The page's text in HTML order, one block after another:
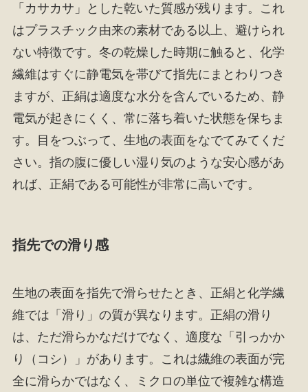
「カサカサ」とした乾いた質感が残ります。これ
はプラスチック由来の素材である以上、避けられ
ない特徴です。冬の乾燥した時期に触ると、化学
繊維はすぐに静電気を帯びて指先にまとわりつき
ますが、正絹は適度な水分を含んでいるため、静
電気が起きにくく、常に落ち着いた状態を保ちま
す。目をつぶって、生地の表面をなでてみてくだ
さい。指の腹に優しい湿り気のような安心感があ
れば、正絹である可能性が非常に高いです。
指先での滑り感
生地の表面を指先で滑らせたとき、正絹と化学繊
維では「滑り」の質が異なります。正絹の滑り
は、ただ滑らかなだけでなく、適度な「引っかか
り（コシ）」があります。これは繊維の表面が完
全に滑らかではなく、ミクロの単位で複雑な構造